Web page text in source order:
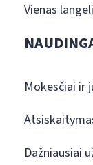
Vienas
Mokesčiai ir
Dažniausiai